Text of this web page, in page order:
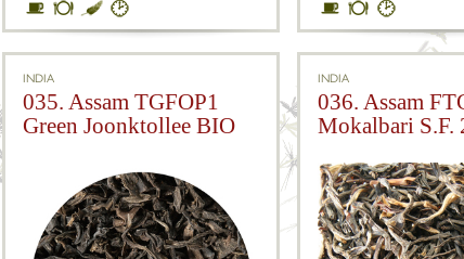
INDIA
035. Assam TGFOP1
Green Joonktollee BIO
INDIA
036. Assam
Mokalbari S.F.